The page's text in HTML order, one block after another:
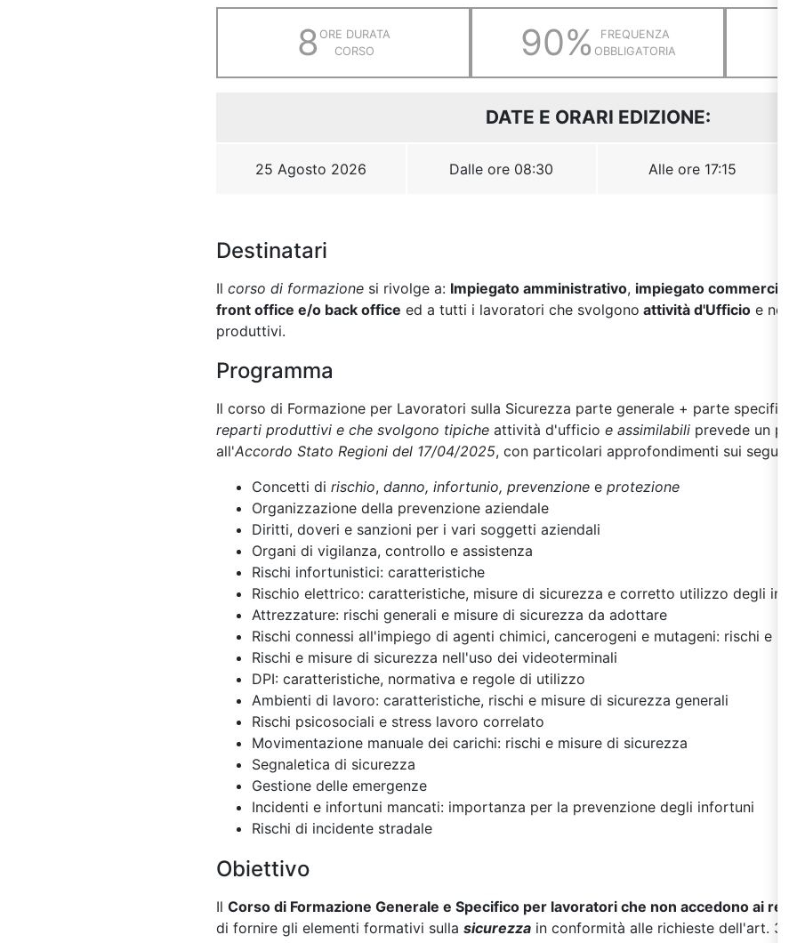
Destinatari
Il corso di formazione si rivolge a: Impiegato amministrativo, impiegato commerciale
front office e/o back office ed a tutti i lavoratori che svolgono attività d'Ufficio e non
produttivi.
Programma
Il corso di Formazione per Lavoratori sulla Sicurezza parte generale + parte specifica
reparti produttivi e che svolgono tipiche attività d'ufficio e assimilabili prevede un
all'Accordo Stato Regioni del 17/04/2025, con particolari approfondimenti sui
Concetti di rischio, danno, infortunio, prevenzione e protezione
Organizzazione della prevenzione aziendale
Diritti, doveri e sanzioni per i vari soggetti aziendali
Organi di vigilanza, controllo e assistenza
Rischi infortunistici: caratteristiche
Rischio elettrico: caratteristiche, misure di sicurezza e corretto utilizzo degli
Attrezzature: rischi generali e misure di sicurezza da adottare
Rischi connessi all'impiego di agenti chimici, cancerogeni e mutageni: rischi e
Rischi e misure di sicurezza nell'uso dei videoterminali
DPI: caratteristiche, normativa e regole di utilizzo
Ambienti di lavoro: caratteristiche, rischi e misure di sicurezza generali
Rischi psicosociali e stress lavoro correlato
Movimentazione manuale dei carichi: rischi e misure di sicurezza
Segnaletica di sicurezza
Gestione delle emergenze
Incidenti e infortuni mancati: importanza per la prevenzione degli infortuni
Rischi di incidente stradale
Obiettivo
Il Corso di Formazione Generale e Specifico per lavoratori che non accedono ai
di fornire gli elementi formativi sulla sicurezza in conformità alle richieste dell'art. 37